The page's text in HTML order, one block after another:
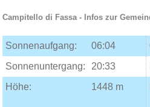
Campitello di Fassa- Infos zur
Sonnenaufgang: 06:04
Sonnenuntergang:
20:33
Höhe:
1448 m